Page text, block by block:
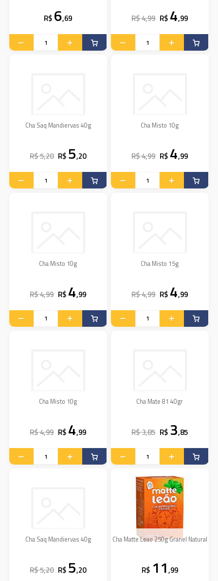
R$ 6,69 R$ 4,99 R$ 4,99
Cha Saq Mandiervas 40g
R$ 5,20 R$ 5,20
Cha Misto 10g
R$ 4,99 R$ 4,99
Cha Misto 10g
R$ 4,99 R$ 4,99
Cha Misto 15g
R$ 4,99 R$ 4,99
Cha Misto 10g
R$ 4,99 R$ 4,99
Cha Mate 81 40gr
R$ 3,85 R$ 3,85
Cha Saq Mandiervas 40g
R$ 5,20 R$ 5,20
Cha Matte Leao 250g Granel Natural
R$ 11,99